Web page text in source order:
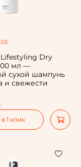
(0)
Dry
мл —
сухой шампунь
и свежести
1 клик